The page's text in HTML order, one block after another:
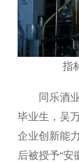
指
同乐酒业
毕业生，吴
企业创新能
后被授予“安